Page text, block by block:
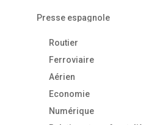
Presse espagnole
Routier
Ferroviaire
Aérien
Economie
Numérique